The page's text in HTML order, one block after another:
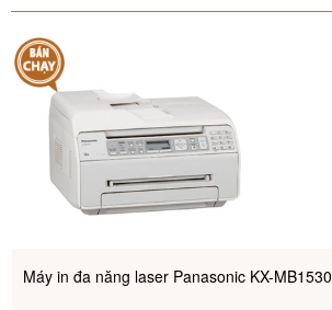
Máy in đa năng laser Panasonic KX-MB1530